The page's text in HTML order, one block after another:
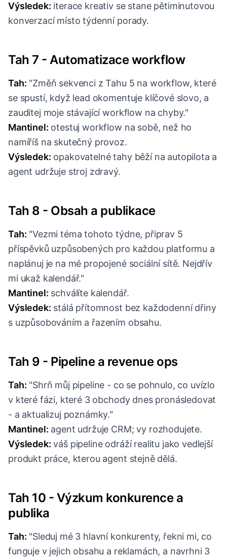
Výsledek: iterace kreativ se stane pětiminutovou
konverzací místo týdenní porady.
Tah 7 - Automatizace workflow
Tah: "Změň sekvenci z Tahu 5 na workflow, které
se spustí, když lead okomentuje klíčové slovo, a
zauditej moje stávající workflow na chyby."
Mantinel: otestuj workflow na sobě, než ho
namíříš na skutečný provoz.
Výsledek: opakovatelné tahy běží na autopilota a
agent udržuje stroj zdravý.
Tah 8 - Obsah a publikace
Tah: "Vezmi téma tohoto týdne, připrav 5
příspěvků uzpůsobených pro každou platformu a
naplánuj je na mé propojené sociální sítě. Nejdřív
mi ukaž kalendář."
Mantinel: schválíte kalendář.
Výsledek: stálá přítomnost bez každodenní dřiny
s uzpůsobováním a řazením obsahu.
Tah 9 - Pipeline a revenue ops
Tah: "Shrň můj pipeline - co se pohnulo, co uvízlo
v které fázi, které 3 obchody dnes pronásledovat
- a aktualizuj poznámky."
Mantinel: agent udržuje CRM; vy rozhodujete.
Výsledek: váš pipeline odráží realitu jako vedlejší
produkt práce, kterou agent stejně dělá.
Tah 10 - Výzkum konkurence a
publika
Tah: "Sleduj mé 3 hlavní konkurenty, řekni mi, co
funguje v jejich obsahu a reklamách, a navrhni 3